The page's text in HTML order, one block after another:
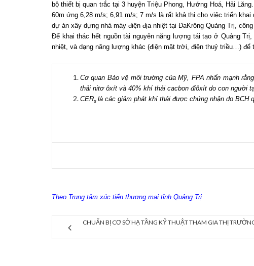
bộ thiết bị quan trắc tại 3 huyện Triệu Phong, Hướng Hoá, Hải
60m ứng 6,28 m/s; 6,91 m/s; 7 m/s là rất khả thi cho việc triển
dự án xây dựng nhà máy điện địa nhiệt tại ĐaKrông Quảng Trị,
Để khai thác hết nguồn tài nguyên năng lượng tái tạo ở Quảng
nhiệt, và dạng năng lượng khác (điện mặt trời, điện thuỷ triều…) để
Cơ quan Bảo vệ môi trường của Mỹ, FPA nhấn mạnh
thải nitơ ôxít và 40% khí thải cacbon điôxít do con người
CERs là các giảm phát khí thải được chứng nhận do
Theo Trung tâm xúc tiến thương mại tỉnh Quảng Trị
CHUẨN BỊ CƠ SỞ HẠ TẦNG KỸ THUẬT THAM GIA THỊ